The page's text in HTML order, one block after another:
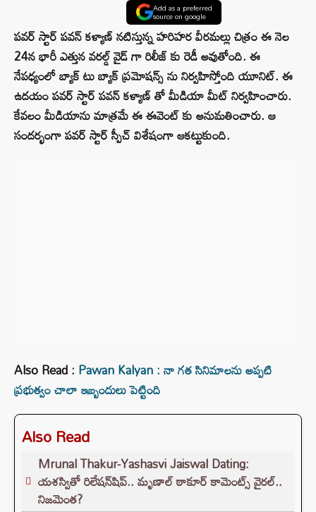
Add as a preferred
source on google
పవర్ స్టార్ పవన్ కళ్యాణ్ నటిస్తున్న హరిహర వీరమల్లు చిత్రం ఈ నెల
24న భారీ ఎత్తున వరల్డ్ వైడ్ గా రిలీజ్ కు రెడీ అవుతోంది. ఈ
నేపధ్యంలో బ్యాక్ టు బ్యాక్ ప్రమోషన్స్ ను నిర్వహిస్తోంది యూనిట్. ఈ
ఉదయం పవర్ స్టార్ పవన్ కళ్యాణ్ తో మీడియా మీట్ నిర్వహించారు.
కేవలం మీడియాను మాత్రమే ఈ ఈవెంట్ కు అనుమతించారు. ఆ
సందర్భంగా పవర్ స్టార్ స్పీచ్ విశేషంగా ఆకట్టుకుంది.
Also Read : Pawan Kalyan : నా గత సినిమాలను అప్పటి
ప్రభుత్వం చాలా ఇబ్బందులు పెట్టింది
Also Read
Mrunal Thakur-Yashasvi Jaiswal Dating:
యశస్వితో రిలేషన్‌షిప్.. మృణాల్ ఠాకూర్ కామెంట్స్ వైరల్..
నిజమెంత?